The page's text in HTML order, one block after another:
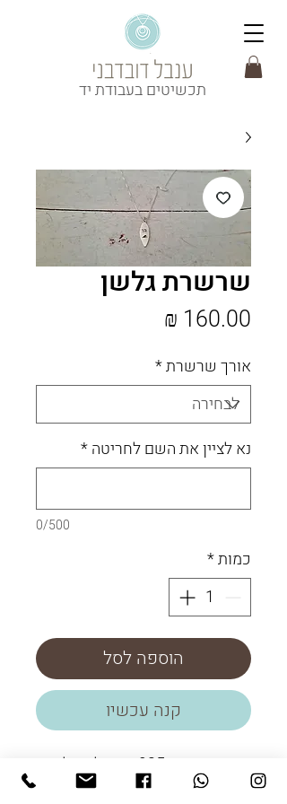
תכשיטים בעבודת יד
שרשרת גלשן
אורך שרשרת*
נא לציין את השם לחריטה*
0/500
כמות*
הוספה לסל
קנה עכשיו
שרשרת כסף 925 עם תליון גלשן
וחריטת שם.